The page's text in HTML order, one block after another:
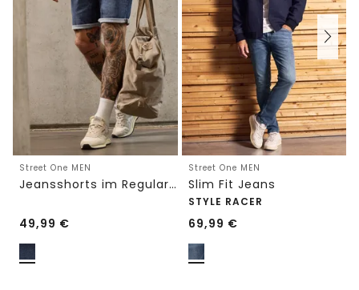
Street One MEN
Jeansshorts im Regular Fit
49,99 €
Street One MEN
Slim Fit Jeans
STYLE RACER
69,99 €